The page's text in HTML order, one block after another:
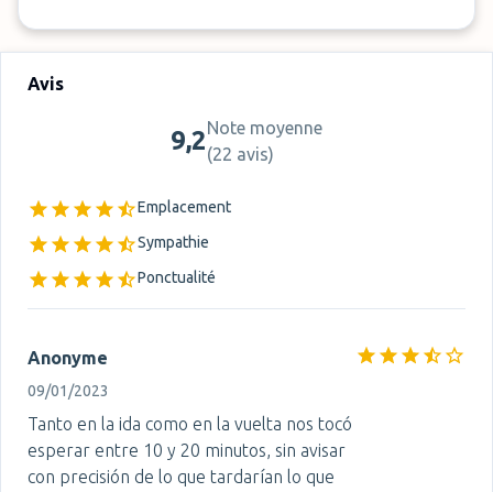
Avis
9,2Note moyenne
(22 avis)
Emplacement
Sympathie
Ponctualité
Anonyme
09/01/2023
Tanto en la ida como en la vuelta nos tocó
esperar entre 10 y 20 minutos, sin avisar
con precisión de lo que tardarían lo que